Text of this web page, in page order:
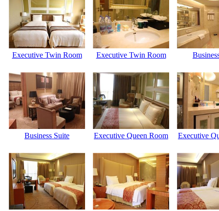
Executive Twin Room Executive Twin Room
Business Suite Executive Queen Room Executive